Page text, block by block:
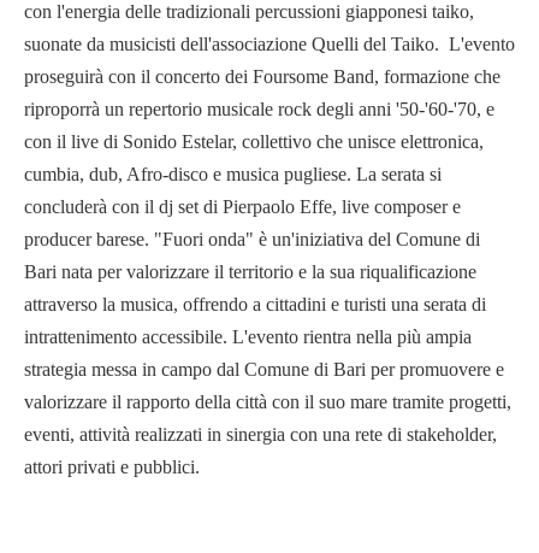
con l'energia delle tradizionali percussioni giapponesi taiko,
suonate da musicisti dell'associazione Quelli del Taiko. L'evento
proseguirà con il concerto dei Foursome Band, formazione che
riproporrà un repertorio musicale rock degli anni '50-'60-'70, e
con il live di Sonido Estelar, collettivo che unisce elettronica,
cumbia, dub, Afro-disco e musica pugliese. La serata si
concluderà con il dj set di Pierpaolo Effe, live composer e
producer barese. "Fuori onda" è un'iniziativa del Comune di
Bari nata per valorizzare il territorio e la sua riqualificazione
attraverso la musica, offrendo a cittadini e turisti una serata di
intrattenimento accessibile. L'evento rientra nella più ampia
strategia messa in campo dal Comune di Bari per promuovere e
valorizzare il rapporto della città con il suo mare tramite progetti,
eventi, attività realizzati in sinergia con una rete di stakeholder,
attori privati e pubblici.